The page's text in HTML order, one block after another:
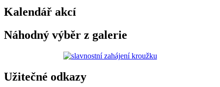
Kalendář akcí
Náhodný výběr z galerie
Užitečné odkazy